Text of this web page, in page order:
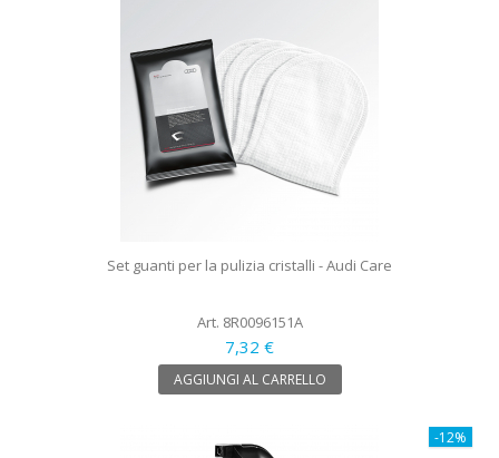
Set guanti per la pulizia cristalli - Audi Care
Art. 8R0096151A
7,32 €
AGGIUNGI AL CARRELLO
-12%